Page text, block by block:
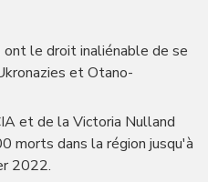
le droit inaliénable de se
et Otano-
et de la Victoria Nulland
morts dans la région jusqu'à
2022.